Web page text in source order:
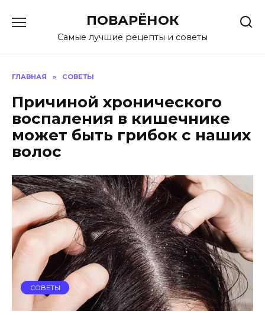
содержанию
ПОВАРЁНОК
Самые лучшие рецепты и советы
ГЛАВНАЯ » СОВЕТЫ
Причиной хронического
воспаления в кишечнике
может быть грибок с наших
волос
СОВЕТЫ